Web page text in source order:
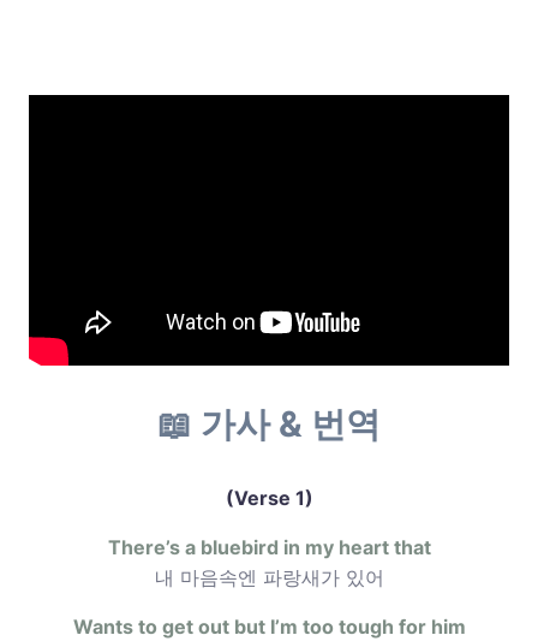
📖 가사 & 번역
(Verse 1)
There’s a bluebird in my heart that
내 마음속엔 파랑새가 있어
Wants to get out but I’m too tough for him